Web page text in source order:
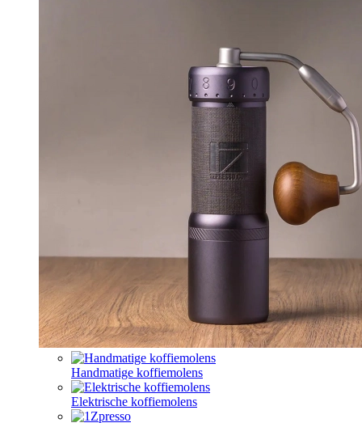
Handmatige koffiemolens
Elektrische koffiemolens